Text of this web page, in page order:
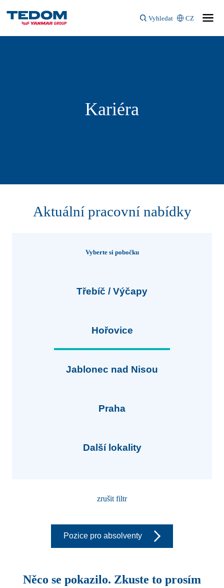
Vyhledat CZ
Kariéra
Aktuální pracovní nabídky
Vyberte si pobočku
Třebíč / Výčapy
Hořovice
Jablonec nad Nisou
Praha
Další lokality
zrušit filtr
Pozice pro absolventy
Něco se pokazilo. Zkuste to prosím